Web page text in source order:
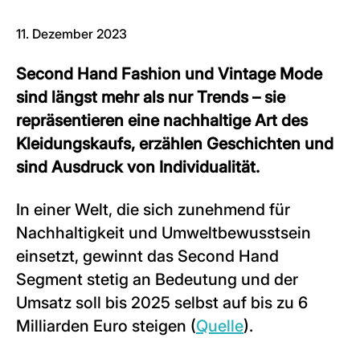
11. Dezember 2023
Second Hand Fashion und Vintage Mode
sind längst mehr als nur Trends – sie
repräsentieren eine nachhaltige Art des
Kleidungskaufs, erzählen Geschichten und
sind Ausdruck von Individualität.
In einer Welt, die sich zunehmend für
Nachhaltigkeit und Umweltbewusstsein
einsetzt, gewinnt das Second Hand
Segment stetig an Bedeutung und der
Umsatz soll bis 2025 selbst auf bis zu 6
Milliarden Euro steigen (Quelle).